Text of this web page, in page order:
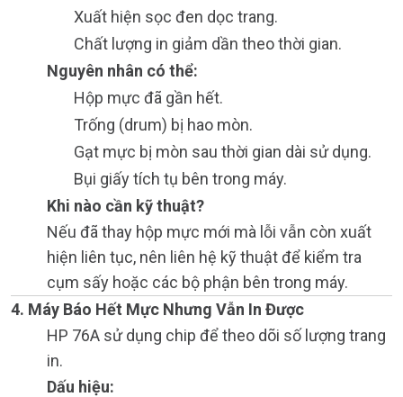
Xuất hiện sọc đen dọc trang.
Chất lượng in giảm dần theo thời gian.
Nguyên nhân có thể:
Hộp mực đã gần hết.
Trống (drum) bị hao mòn.
Gạt mực bị mòn sau thời gian dài sử dụng.
Bụi giấy tích tụ bên trong máy.
Khi nào cần kỹ thuật?
Nếu đã thay hộp mực mới mà lỗi vẫn còn xuất
hiện liên tục, nên liên hệ kỹ thuật để kiểm tra
cụm sấy hoặc các bộ phận bên trong máy.
4. Máy Báo Hết Mực Nhưng Vẫn In Được
HP 76A sử dụng chip để theo dõi số lượng trang
in.
Dấu hiệu: